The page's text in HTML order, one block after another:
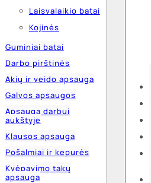
Laisvalaikio batai
Kojinės
Guminiai batai
Darbo pirštinės
Akių ir veido apsauga
Galvos apsaugos
Apsauga darbui
aukštyje
Klausos apsauga
Pošalmiai ir kepurės
Kvėpavimo takų
apsauga